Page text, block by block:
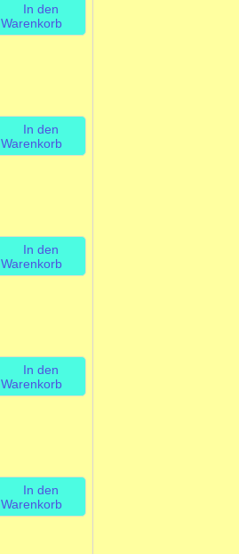
In den
Warenkorb
In den
Warenkorb
In den
Warenkorb
In den
Warenkorb
In den
Warenkorb